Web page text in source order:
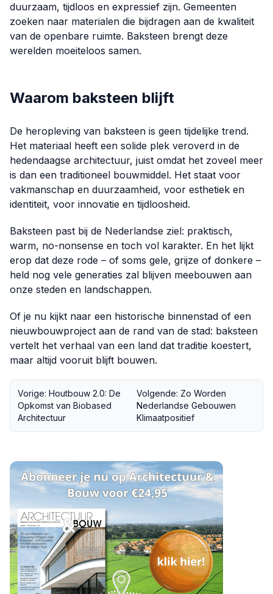
duurzaam, tijdloos en expressief zijn. Gemeenten
zoeken naar materialen die bijdragen aan de kwaliteit
van de openbare ruimte. Baksteen brengt deze
werelden moeiteloos samen.
Waarom baksteen blijft
De heropleving van baksteen is geen tijdelijke trend.
Het materiaal heeft een solide plek veroverd in de
hedendaagse architectuur, juist omdat het zoveel meer
is dan een traditioneel bouwmiddel. Het staat voor
vakmanschap en duurzaamheid, voor esthetiek en
identiteit, voor innovatie en tijdloosheid.
Baksteen past bij de Nederlandse ziel: praktisch,
warm, no-nonsense en toch vol karakter. En het lijkt
erop dat deze rode – of soms gele, grijze of donkere –
held nog vele generaties zal blijven meebouwen aan
onze steden en landschappen.
Of je nu kijkt naar een historische binnenstad of een
nieuwbouwproject aan de rand van de stad: baksteen
vertelt het verhaal van een land dat traditie koestert,
maar altijd vooruit blijft bouwen.
Vorige: Houtbouw 2.0: De
Opkomst van Biobased
Architectuur
Volgende: Zo Worden
Nederlandse Gebouwen
Klimaatpositief